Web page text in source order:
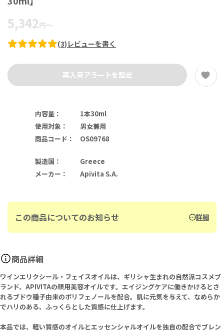
5,342円～
(3) レビューを書く
再入荷アラートを設定
内容量 ：
1本30ml
使用対象 ：
男女兼用
商品コード ： OS09768
製造国 ：
Greece
メーカー ： Apivita S.A.
この商品についてのお知らせ 詳細
商品詳細
ワインエリクシール・フェイスオイルは、ギリシャ生まれの自然派コスメブ
ランド、APIVITAの顔用美容オイルです。エイジングケアに働きかけるとさ
れるブドウ種子由来のポリフェノールを配合。肌に元気を与えて、なめらか
でハリのある、ふっくらとした質感に仕上げます。
本品では、軽い質感のオイルとエッセンシャルオイルを独自の配合でブレン